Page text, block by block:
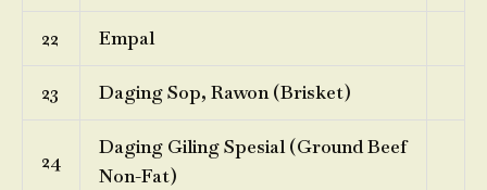
22 Empal
23 Daging Sop, Rawon (Brisket)
24
Daging Giling Spesial (Ground Beef
Non-Fat)